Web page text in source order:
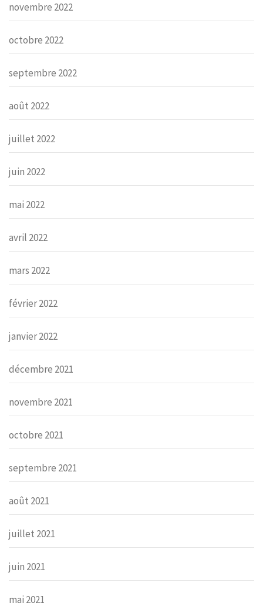
novembre 2022
octobre 2022
septembre 2022
août 2022
juillet 2022
juin 2022
mai 2022
avril 2022
mars 2022
février 2022
janvier 2022
décembre 2021
novembre 2021
octobre 2021
septembre 2021
août 2021
juillet 2021
juin 2021
mai 2021